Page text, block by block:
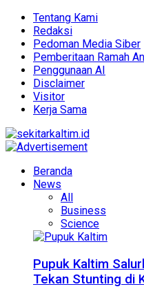
Tentang Kami
Redaksi
Pedoman Media Siber
Pemberitaan Ramah
Penggunaan AI
Disclaimer
Visitor
Kerja Sama
Beranda
News
All
Business
Science
Pupuk Kaltim
Tekan Stunting di